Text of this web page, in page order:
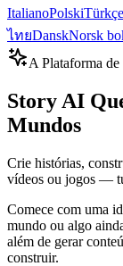
ItalianoPolskiTürkçe
ไทยDanskNorsk
A Plataforma
Story AI
Mundos
Crie histórias,
vídeos ou jogos —
Comece com uma
mundo ou algo
além de gerar
construir.